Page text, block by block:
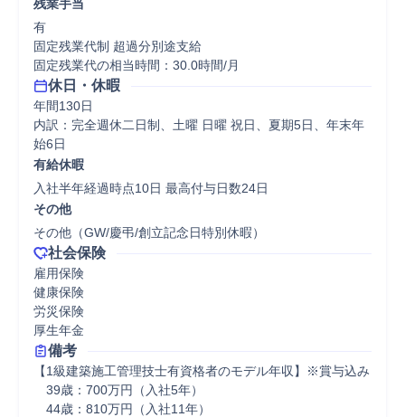
残業手当
有
固定残業代制 超過分別途支給
固定残業代の相当時間：30.0時間/月
休日・休暇
年間130日
内訳：完全週休二日制、土曜 日曜 祝日、夏期5日、年末年
始6日
有給休暇
入社半年経過時点10日 最高付与日数24日
その他
その他（GW/慶弔/創立記念日特別休暇）
社会保険
雇用保険
健康保険
労災保険
厚生年金
備考
【1級建築施工管理技士有資格者のモデル年収】※賞与込み
39歳：700万円（入社5年）
44歳：810万円（入社11年）